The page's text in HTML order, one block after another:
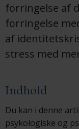
forringelse af
forringelse
af
stress med
Indhold
Du kan i denne
psykologiske og